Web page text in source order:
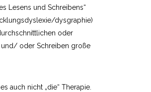
Lesens und Schreibens“
dysgraphie)
oder
und/ oder Schreiben große
auch nicht „die“ Therapie.